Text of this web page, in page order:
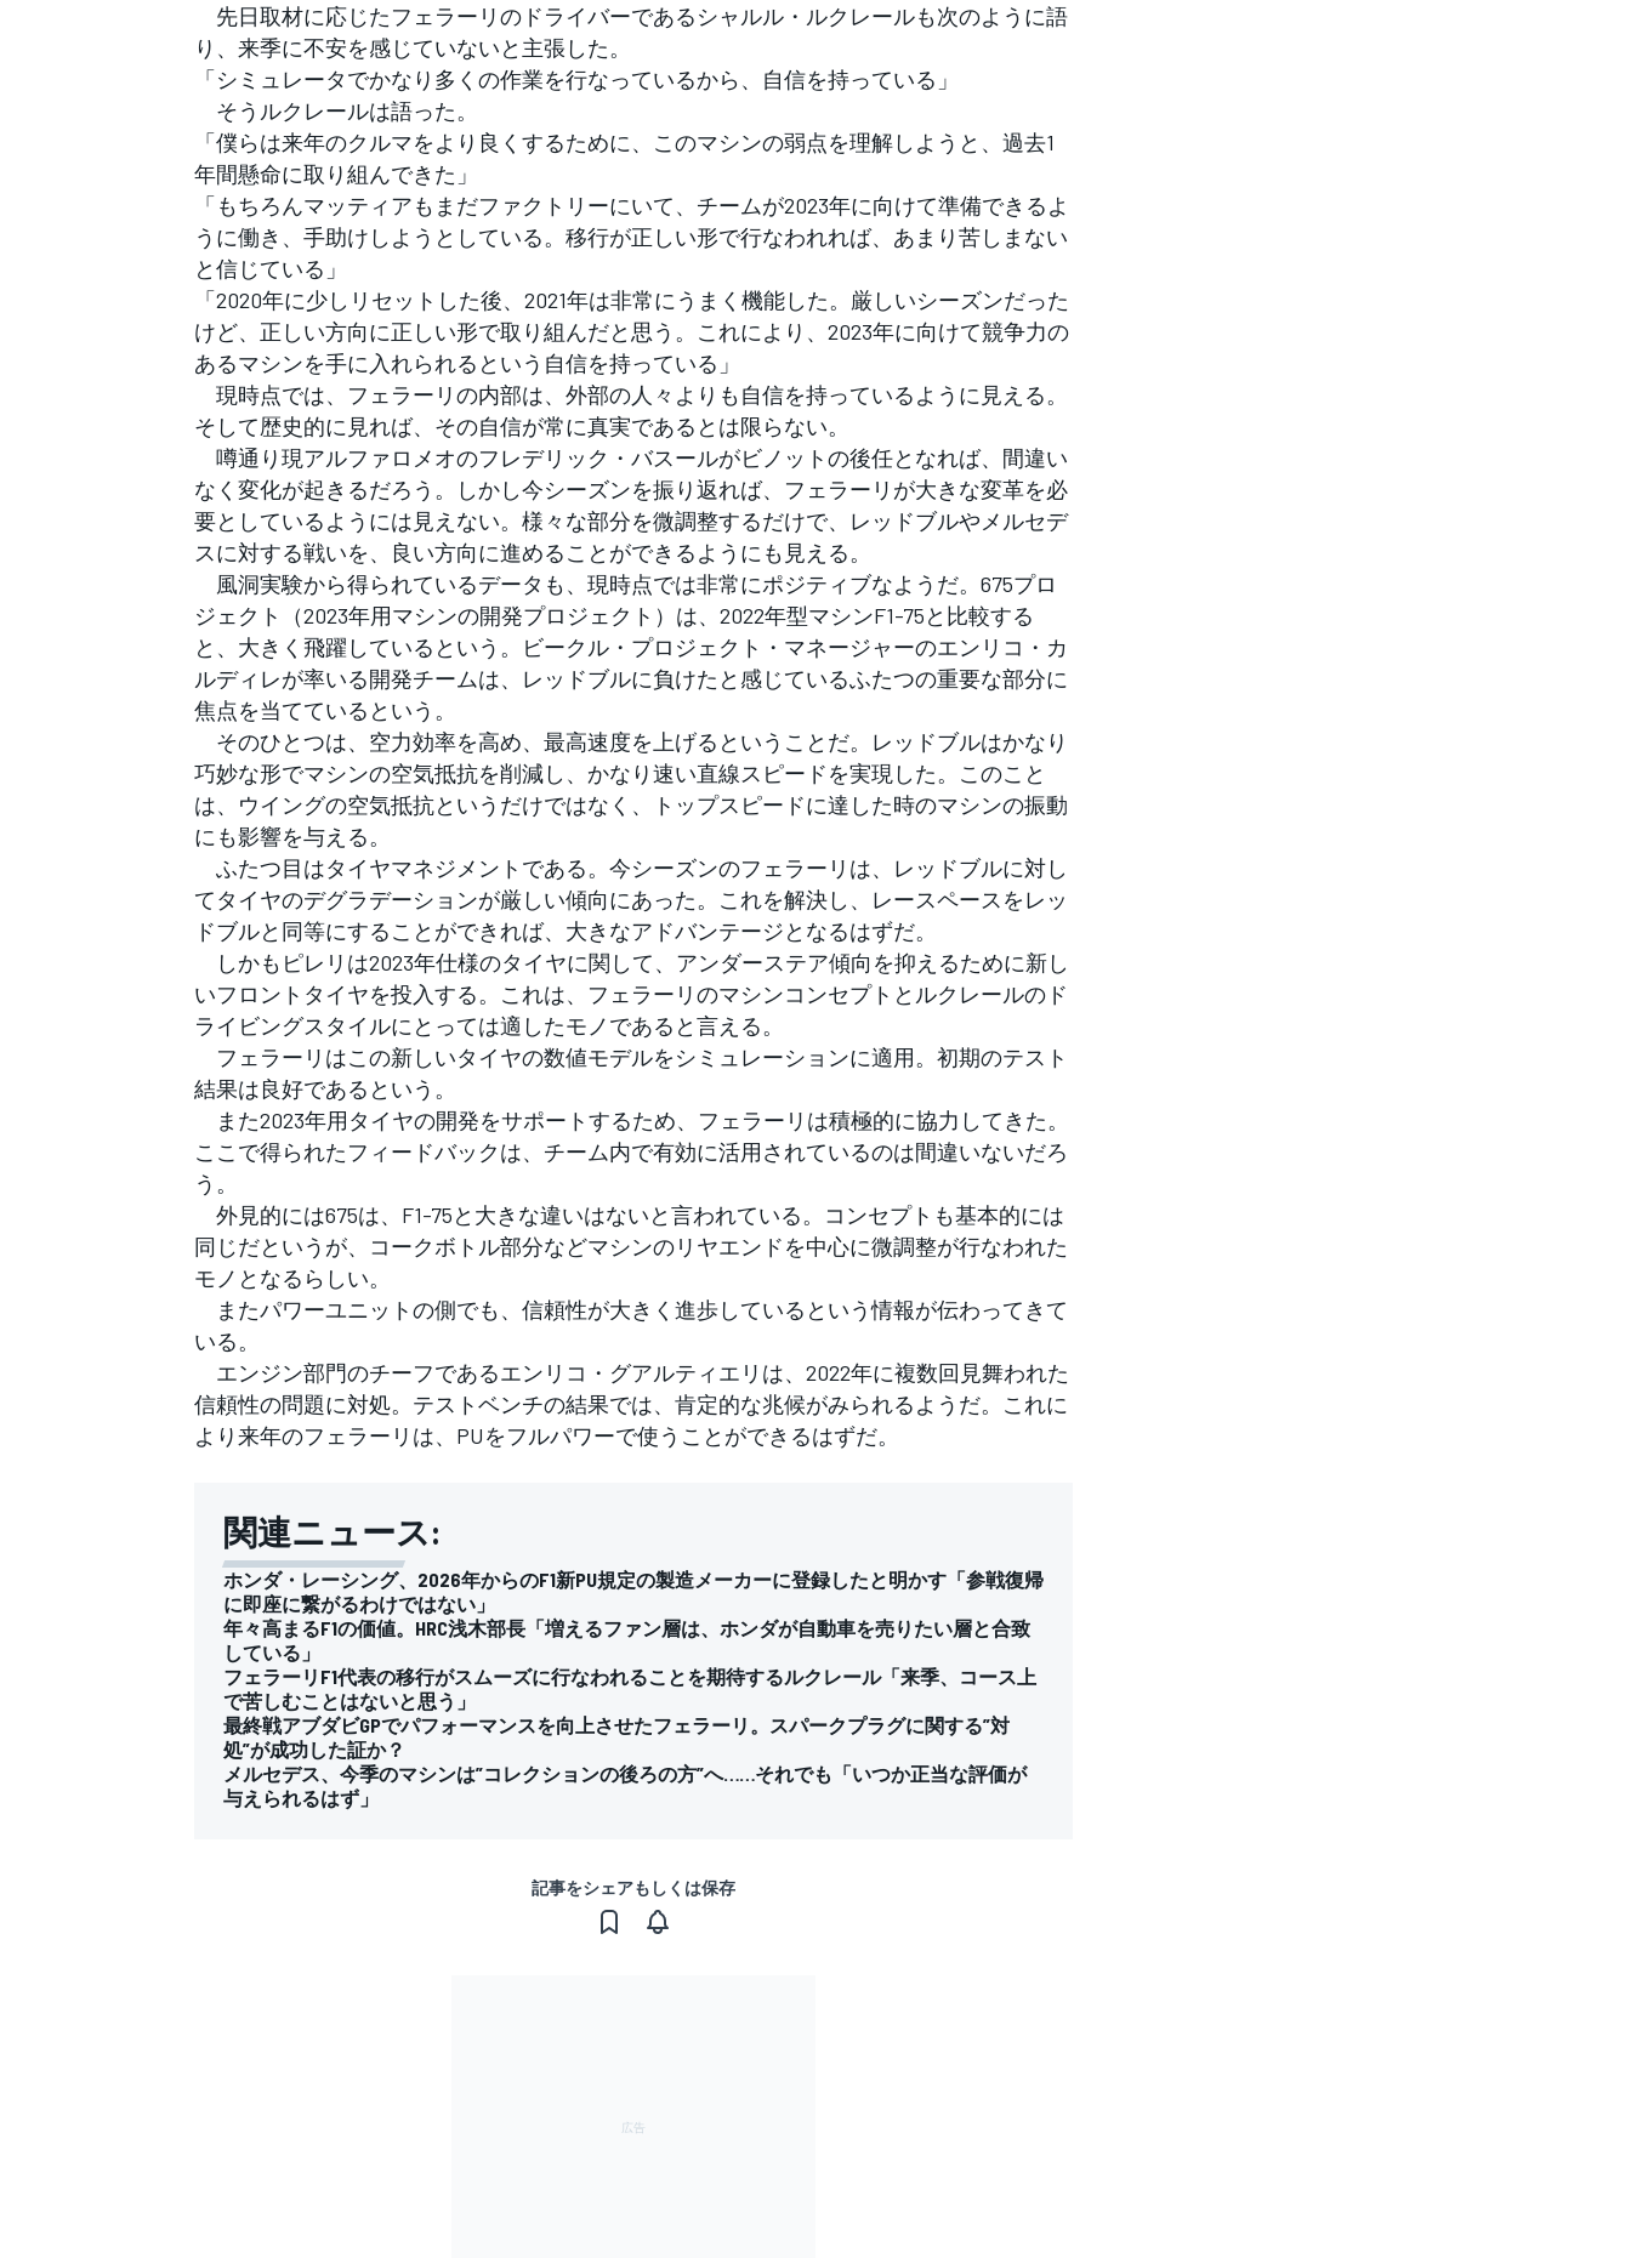
すべてのカテゴリー
先日取材に応じたフェラーリのドライバーであるシャルル・ルクレールも次のように語
り、来季に不安を感じていないと主張した。
「シミュレータでかなり多くの作業を行なっているから、自信を持っている」
そうルクレールは語った。
「僕らは来年のクルマをより良くするために、このマシンの弱点を理解しようと、過去1
年間懸命に取り組んできた」
「もちろんマッティアもまだファクトリーにいて、チームが2023年に向けて準備できるよ
うに働き、手助けしようとしている。移行が正しい形で行なわれれば、あまり苦しまない
と信じている」
「2020年に少しリセットした後、2021年は非常にうまく機能した。厳しいシーズンだった
けど、正しい方向に正しい形で取り組んだと思う。これにより、2023年に向けて競争力の
あるマシンを手に入れられるという自信を持っている」
現時点では、フェラーリの内部は、外部の人々よりも自信を持っているように見える。
そして歴史的に見れば、その自信が常に真実であるとは限らない。
噂通り現アルファロメオのフレデリック・バスールがビノットの後任となれば、間違い
なく変化が起きるだろう。しかし今シーズンを振り返れば、フェラーリが大きな変革を必
要としているようには見えない。様々な部分を微調整するだけで、レッドブルやメルセデ
スに対する戦いを、良い方向に進めることができるようにも見える。
風洞実験から得られているデータも、現時点では非常にポジティブなようだ。675プロ
ジェクト（2023年用マシンの開発プロジェクト）は、2022年型マシンF1-75と比較する
と、大きく飛躍しているという。ビークル・プロジェクト・マネージャーのエンリコ・カ
ルディレが率いる開発チームは、レッドブルに負けたと感じているふたつの重要な部分に
焦点を当てているという。
そのひとつは、空力効率を高め、最高速度を上げるということだ。レッドブルはかなり
巧妙な形でマシンの空気抵抗を削減し、かなり速い直線スピードを実現した。このこと
は、ウイングの空気抵抗というだけではなく、トップスピードに達した時のマシンの振動
にも影響を与える。
ふたつ目はタイヤマネジメントである。今シーズンのフェラーリは、レッドブルに対し
てタイヤのデグラデーションが厳しい傾向にあった。これを解決し、レースペースをレッ
ドブルと同等にすることができれば、大きなアドバンテージとなるはずだ。
しかもピレリは2023年仕様のタイヤに関して、アンダーステア傾向を抑えるために新し
いフロントタイヤを投入する。これは、フェラーリのマシンコンセプトとルクレールのド
ライビングスタイルにとっては適したモノであると言える。
フェラーリはこの新しいタイヤの数値モデルをシミュレーションに適用。初期のテスト
結果は良好であるという。
また2023年用タイヤの開発をサポートするため、フェラーリは積極的に協力してきた。
ここで得られたフィードバックは、チーム内で有効に活用されているのは間違いないだろ
う。
外見的には675は、F1-75と大きな違いはないと言われている。コンセプトも基本的には
同じだというが、コークボトル部分などマシンのリヤエンドを中心に微調整が行なわれた
モノとなるらしい。
またパワーユニットの側でも、信頼性が大きく進歩しているという情報が伝わってきて
いる。
エンジン部門のチーフであるエンリコ・グアルティエリは、2022年に複数回見舞われた
信頼性の問題に対処。テストベンチの結果では、肯定的な兆候がみられるようだ。これに
より来年のフェラーリは、PUをフルパワーで使うことができるはずだ。
関連ニュース:
ホンダ・レーシング、2026年からのF1新PU規定の製造メーカーに登録したと明かす「参戦復帰
に即座に繋がるわけではない」
年々高まるF1の価値。HRC浅木部長「増えるファン層は、ホンダが自動車を売りたい層と合致
している」
フェラーリF1代表の移行がスムーズに行なわれることを期待するルクレール「来季、コース上
で苦しむことはないと思う」
最終戦アブダビGPでパフォーマンスを向上させたフェラーリ。スパークプラグに関する”対
処”が成功した証か？
メルセデス、今季のマシンは”コレクションの後ろの方”へ……それでも「いつか正当な評価が
与えられるはず」
記事をシェアもしくは保存